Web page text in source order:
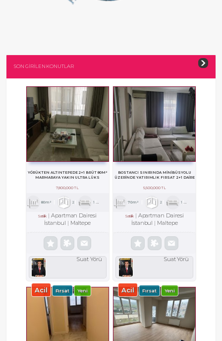
SON GİRİLEN KONUTLAR
YÖRÜKTEN ALTINTEPEDE 2+1 BRÜT 80M²
MARMARAYA YAKIN ULTRA LÜKS
7,800,000 TL
80m² 2 1
Satılık
Apartman Dairesi
İstanbul
Maltepe
Suat Yörü
BOSTANCI SINIRINDA MİNİBÜSYOLU
ÜZERİNDE YATIRIMLIK FIRSAT 2+1 DAİRE
5,500,000 TL
70m² 2 1
Satılık
Apartman Dairesi
İstanbul
Maltepe
Suat Yörü
Acil Fırsat Yeni Acil Fırsat Yeni